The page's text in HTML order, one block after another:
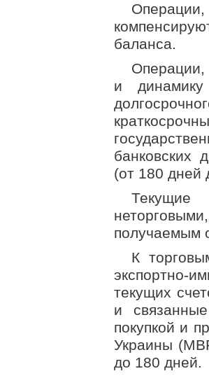
баланса.
Операции,
и
банковских
(от 180 дней
Текущие
получаемым
К
экспортно-
текущих
и
покупкой и
Украины
до 180 дней.